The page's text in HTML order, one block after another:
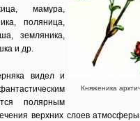
Княженика
мамура,
поляница,
земляника,
и др.
видел и
полярным
верхних слоев